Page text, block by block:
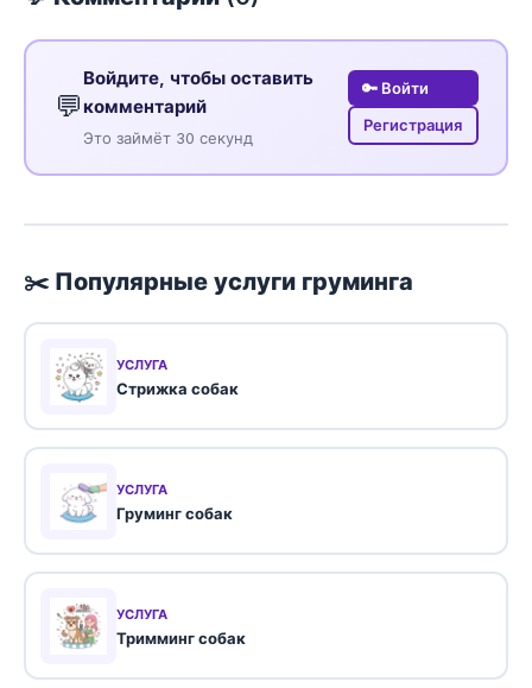
💬
Войдите, чтобы оставить
комментарий
Это займёт 30 секунд
🔑 Войти
Регистрация
✂️ Популярные услуги груминга
УСЛУГА
Стрижка собак
УСЛУГА
Груминг собак
УСЛУГА
Тримминг собак